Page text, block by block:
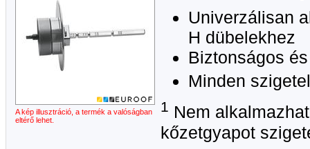
A kép illusztráció, a termék a valóságban
eltérő lehet.
Univerzálisan
H dübelekhez
Biztonságos
Minden
1 Nem
kőzetgyapot